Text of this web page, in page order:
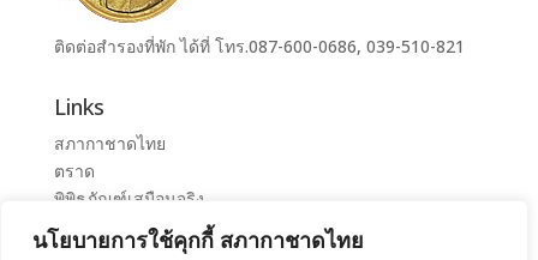
นโยบายการใช้คุกกี้ สภากาชาดไทย
ติดต่อสำรองที่พัก ได้ที่ โทร.087-600-0686, 039-510-821
Links
สภากาชาดไทย
ตราด
พิพิธภัณฑ์เสมือนจริง
ระบบจองห้องศูนย์ราชการุณย์สภากาชาดไทย เขาล้าน